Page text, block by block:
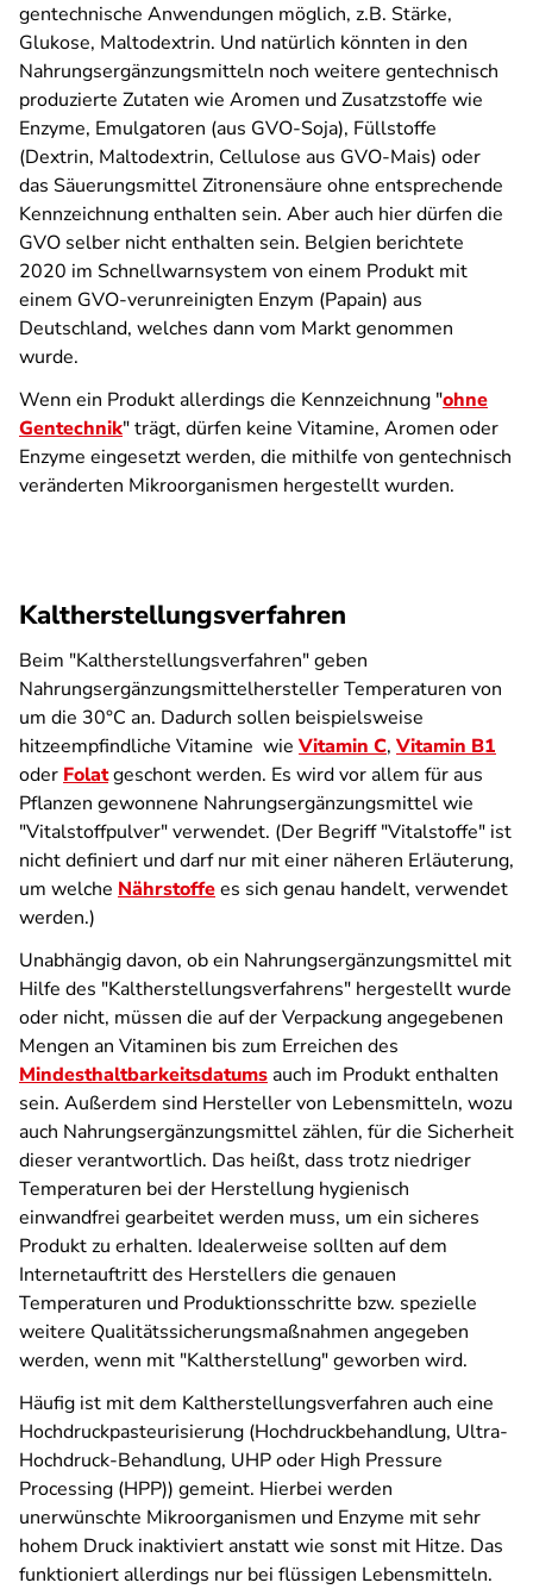
gentechnische Anwendungen möglich, z.B. Stärke,
Glukose, Maltodextrin. Und natürlich könnten in den
Nahrungsergänzungsmitteln noch weitere gentechnisch
produzierte Zutaten wie Aromen und Zusatzstoffe wie
Enzyme, Emulgatoren (aus GVO-Soja), Füllstoffe
(Dextrin, Maltodextrin, Cellulose aus GVO-Mais) oder
das Säuerungsmittel Zitronensäure ohne entsprechende
Kennzeichnung enthalten sein. Aber auch hier dürfen die
GVO selber nicht enthalten sein. Belgien berichtete
2020 im Schnellwarnsystem von einem Produkt mit
einem GVO-verunreinigten Enzym (Papain) aus
Deutschland, welches dann vom Markt genommen
wurde.
Wenn ein Produkt allerdings die Kennzeichnung "ohne
Gentechnik" trägt, dürfen keine Vitamine, Aromen oder
Enzyme eingesetzt werden, die mithilfe von gentechnisch
veränderten Mikroorganismen hergestellt wurden.
Kaltherstellungsverfahren
Beim "Kaltherstellungsverfahren" geben
Nahrungsergänzungsmittelhersteller Temperaturen von
um die 30°C an. Dadurch sollen beispielsweise
hitzeempfindliche Vitamine wie Vitamin C, Vitamin B1
oder Folatgeschont werden. Es wird vor allem für aus
Pflanzen gewonnene Nahrungsergänzungsmittel wie
"Vitalstoffpulver" verwendet. (Der Begriff "Vitalstoffe" ist
nicht definiert und darf nur mit einer näheren Erläuterung,
um welche Nährstoffees sich genau handelt, verwendet
werden.)
Unabhängig davon, ob ein Nahrungsergänzungsmittel mit
Hilfe des "Kaltherstellungsverfahrens" hergestellt wurde
oder nicht, müssen die auf der Verpackung angegebenen
Mengen an Vitaminen bis zum Erreichen des
Mindesthaltbarkeitsdatumsauch im Produkt enthalten
sein. Außerdem sind Hersteller von Lebensmitteln, wozu
auch Nahrungsergänzungsmittel zählen, für die Sicherheit
dieser verantwortlich. Das heißt, dass trotz niedriger
Temperaturen bei der Herstellung hygienisch
einwandfrei gearbeitet werden muss, um ein sicheres
Produkt zu erhalten. Idealerweise sollten auf dem
Internetauftritt des Herstellers die genauen
Temperaturen und Produktionsschritte bzw. spezielle
weitere Qualitätssicherungsmaßnahmen angegeben
werden, wenn mit "Kaltherstellung" geworben wird.
Häufig ist mit dem Kaltherstellungsverfahren auch eine
Hochdruckpasteurisierung (Hochdruckbehandlung, Ultra-
Hochdruck-Behandlung, UHP oder High Pressure
Processing (HPP)) gemeint. Hierbei werden
unerwünschte Mikroorganismen und Enzyme mit sehr
hohem Druck inaktiviert anstatt wie sonst mit Hitze. Das
funktioniert allerdings nur bei flüssigen Lebensmitteln.